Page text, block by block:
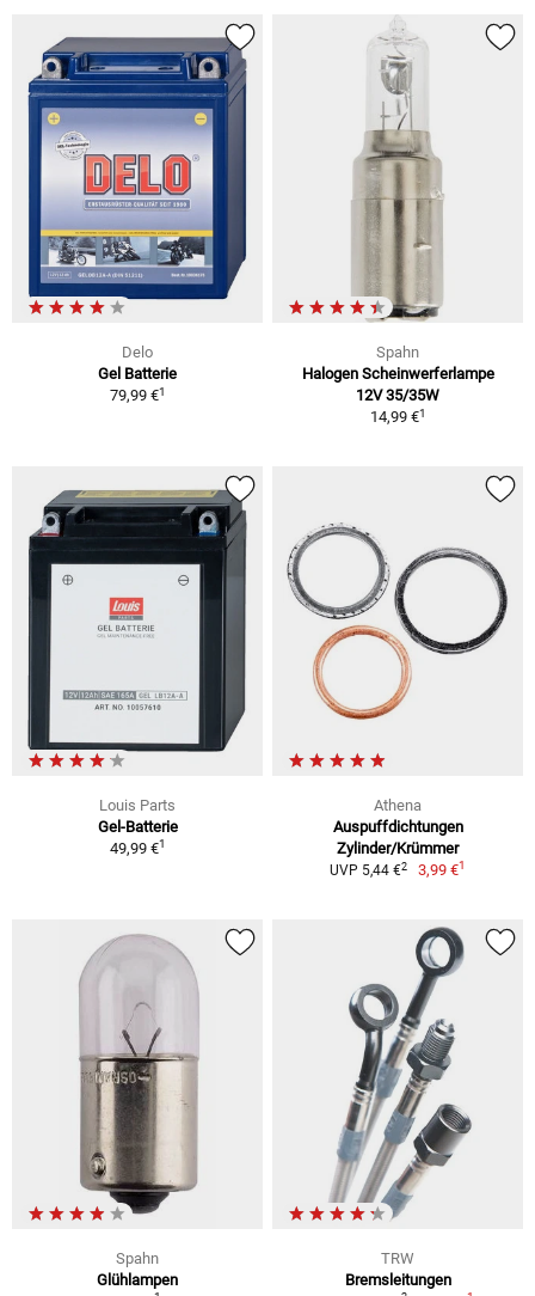
Delo
Gel Batterie
79,99 €1
Spahn
Halogen Scheinwerferlampe
12V 35/35W
14,99 €1
Louis Parts
Gel-Batterie
49,99 €1
Athena
Auspuffdichtungen
Zylinder/Krümmer
UVP 5,44 €2 3,99 €1
Spahn
Glühlampen
TRW
Bremsleitungen